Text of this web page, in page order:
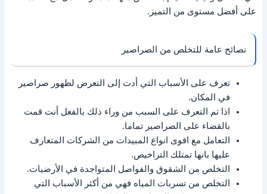
على أفضل مستوى من التميز.
نصائح عامة للتخلص من الصراصير
تعرف على الأسباب التي أدت إلى التعرض لظهور صراصير
في المكان.
اذا تم التعرف على السبب من وراء ذلك بالفعل أنت قمت
بالقضاء على الصراصير تماما.
التعامل مع اقوى انواع المبيدات من الشركات المتعارف
عليها بانها تمتلك التراخيص.
التخلص من الشقوق والفواصل المتواجدة في الأرضيات.
التخلص من تسربات المياه فهي من أكثر الأسباب التي